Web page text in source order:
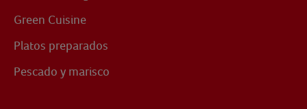
Green Cuisine
Platos preparados
Pescado y marisco